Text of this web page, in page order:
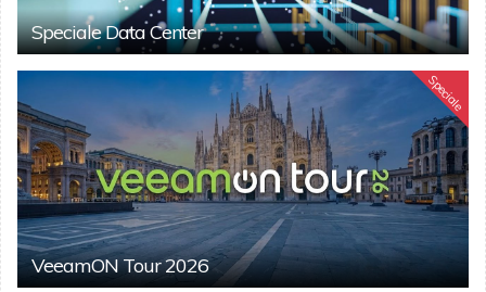
Speciale Data Center
Speciale
VeeamON Tour 2026